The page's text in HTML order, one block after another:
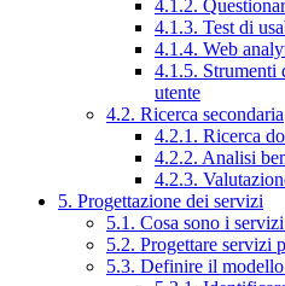
4.1.2.
4.1.3. Test di
4.1.4. Web
4.1.5. Strumenti
utente
4.2. Ricerca secondaria
4.2.1. Ricerca
4.2.2. Analisi
4.2.3.
5. Progettazione dei servizi
5.1. Cosa sono i
5.2. Progettare servizi
5.3. Definire il